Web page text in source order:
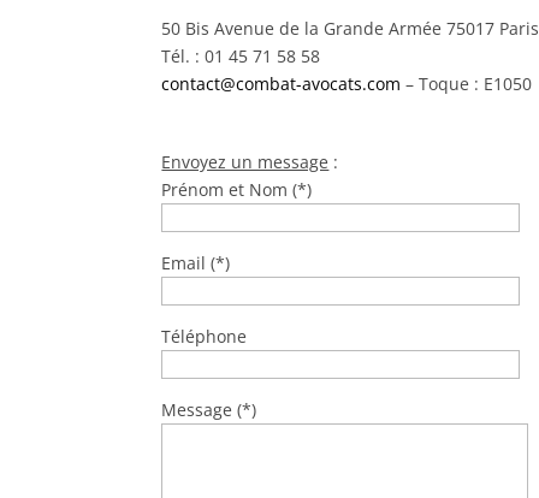
50 Bis Avenue de la Grande Armée 75017 Paris
Tél. : 01 45 71 58 58
contact@combat-avocats.com – Toque : E1050
Envoyez un message :
Prénom et Nom (*)
Email (*)
Téléphone
Message (*)